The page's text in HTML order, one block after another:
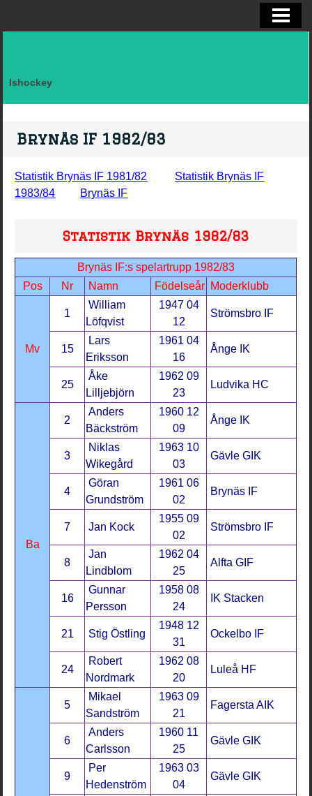
BRYNÄS SPELARSTATISTIK
Ishockey
Brynäs IF 1982/83
Statistik Brynäs IF 1981/82
Statistik Brynäs IF
1983/84
Brynäs IF
Statistik Brynäs 1982/83
Brynäs IF:s spelartrupp 1982/83
Pos
Nr Namn Födelseår Moderklubb
Mv
1
William
Löfqvist
1947 04
12
Strömsbro IF
15
Lars
Eriksson
1961 04
16
Ånge IK
25
Åke
Lilljebjörn
1962 09
23
Ludvika HC
Ba
2
Anders
Bäckström
1960 12
09
Ånge IK
3
Niklas
Wikegård
1963 10
03
Gävle GIK
4
Göran
Grundström
1961 06
02
Brynäs IF
7 Jan Kock
1955 09
02
Strömsbro IF
8
Jan
Lindblom
1962 04
25
Alfta GIF
16
Gunnar
Persson
1958 08
24
IK Stacken
21 Stig Östling
1948 12
31
Ockelbo IF
24
Robert
Nordmark
1962 08
20
Luleå HF
5
Mikael
Sandström
1963 09
21
Fagersta AIK
6
Anders
Carlsson
1960 11
25
Gävle GIK
9
Per
Hedenström
1963 03
04
Gävle GIK